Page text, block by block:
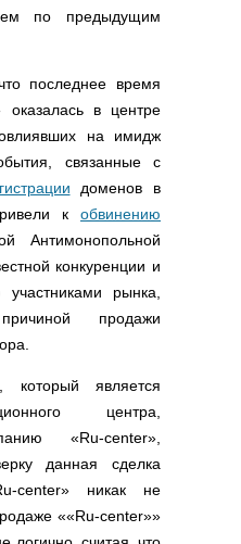
по предыдущим
последнее время
оказалась в центре
на имидж
связанные с
доменов в
к обвинению
Антимонопольной
конкуренции и
рынка,
продажи
который является
центра,
«Ru-center»,
данная сделка
center» никак не
««Ru-center»»